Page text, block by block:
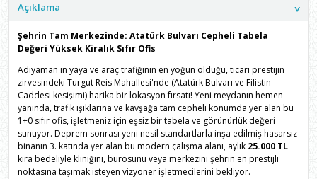
Açıklama
Şehrin Tam Merkezinde: Atatürk Bulvarı Cepheli Tabela
Değeri Yüksek Kiralık Sıfır Ofis
Adıyaman'ın yaya ve araç trafiğinin en yoğun olduğu, ticari prestijin
zirvesindeki Turgut Reis Mahallesi'nde (Atatürk Bulvarı ve Filistin
Caddesi kesişimi) harika bir lokasyon fırsatı! Yeni meydanın hemen
yanında, trafik ışıklarına ve kavşağa tam cepheli konumda yer alan bu
1+0 sıfır ofis, işletmeniz için eşsiz bir tabela ve görünürlük değeri
sunuyor. Deprem sonrası yeni nesil standartlarla inşa edilmiş hasarsız
binanın 3. katında yer alan bu modern çalışma alanı, aylık 25.000 TL
kira bedeliyle kliniğini, bürosunu veya merkezini şehrin en prestijli
noktasına taşımak isteyen vizyoner işletmecilerini bekliyor.